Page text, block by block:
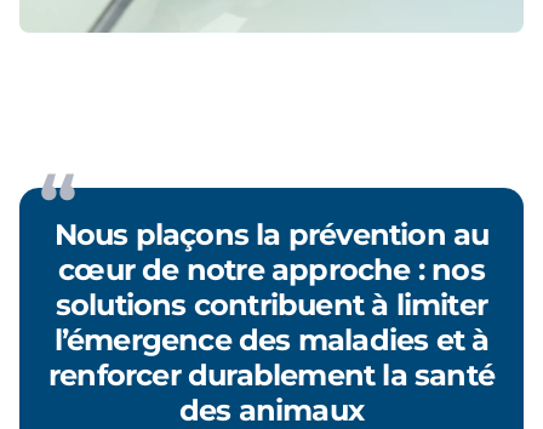
Nous plaçons la prévention au
cœur de notre approche : nos
solutions contribuent à limiter
l’émergence des maladies et à
renforcer durablement la santé
des animaux